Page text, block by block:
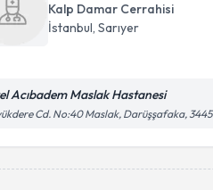
Kalp Damar Cerrahisi
İstanbul, Sarıyer
Acıbadem Maslak Hastanesi
Cd. No:40 Maslak, Darüşşafaka,